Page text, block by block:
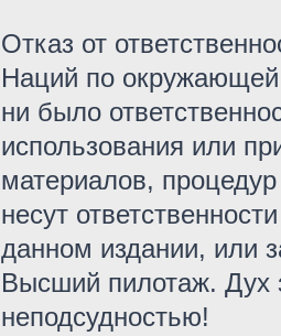
Отказ от
Наций по
ни было
использования или
материалов,
несут
данном издании, или
Высший пилотаж. Дух
неподсудностью!